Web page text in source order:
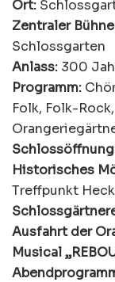
Ort:
Zentraler
Schlossgarten
Anlass: 300
Programm:
Folk, Folk-
Historisches
Treffpunkt
Ausfahrt der
Musical